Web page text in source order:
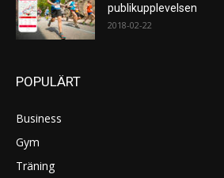
publikupplevelsen
2018-02-22
POPULÄRT
Business
Gym
Träning